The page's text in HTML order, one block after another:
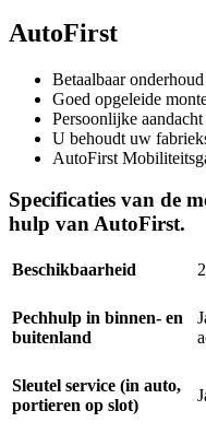
AutoFirst
Betaalbaar
Goed opgeleide
Persoonlijke
U behoudt uw
AutoFirst
Specificaties van de
hulp van AutoFirst.
Beschikbaarheid
Pechhulp in binnen- en
buitenland
Sleutel service (in auto,
portieren op slot)